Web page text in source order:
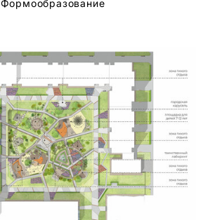
Формообразование